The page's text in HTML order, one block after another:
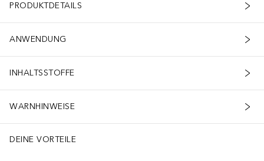
PRODUKTDETAILS
ANWENDUNG
INHALTSSTOFFE
WARNHINWEISE
DEINE VORTEILE